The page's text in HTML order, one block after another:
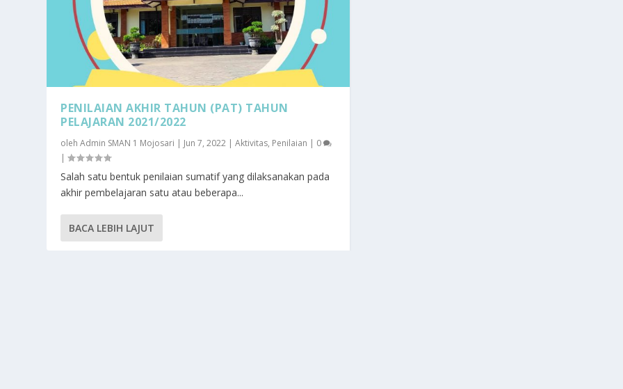
PENILAIAN AKHIR TAHUN (PAT) TAHUN
PELAJARAN 2021/2022
olehAdmin SMAN 1 Mojosari | Jun 7, 2022 |Aktivitas, Penilaian | 0
|
Salah satu bentuk penilaian sumatif yang dilaksanakan pada
akhir pembelajaran satu atau beberapa...
BACA LEBIH LAJUT